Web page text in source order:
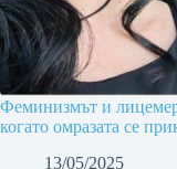
Феминизмът и
когато омразата се
13/05/2025